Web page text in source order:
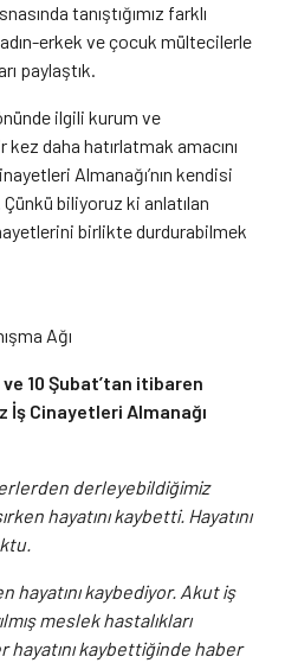
tanıştığımız farklı
erkek ve çocuk mültecilerle
paylaştık.
ilgili kurum ve
daha hatırlatmak amacını
Almanağı’nın kendisi
biliyoruz ki anlatılan
birlikte durdurabilmek
Ağı
ve 10 Şubat’tan itibaren
Cinayetleri Almanağı
derleyebildiğimiz
hayatını kaybetti. Hayatını
hayatını kaybediyor. Akut iş
meslek hastalıkları
kaybettiğinde haber